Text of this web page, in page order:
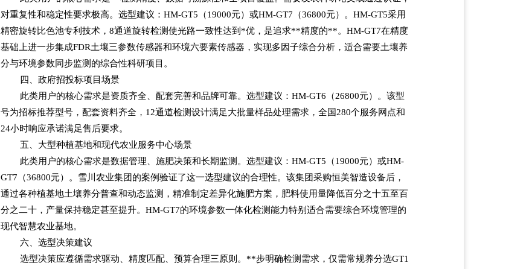
对重复性和稳定性要求极高。选型建议：HM-GT5（19000元）或HM-GT7（36800元）。HM-GT5采用
精密旋转比色池专利技术，8通道旋转检测使光路一致性达到*优，是追求**精度的**。HM-GT7在精度
基础上进一步集成FDR土壤三参数传感器和环境六要素传感器，实现多因子综合分析，适合需要土壤养
分与环境参数同步监测的综合性科研项目。
四、政府招投标项目场景
此类用户的核心需求是资质齐全、配套完善和品牌可靠。选型建议：HM-GT6（26800元）。该型
号为招标推荐型号，配套资料齐全，12通道检测设计满足大批量样品处理需求，全国280个服务网点和
24小时响应承诺满足售后要求。
五、大型种植基地和现代农业服务中心场景
此类用户的核心需求是数据管理、施肥决策和长期监测。选型建议：HM-GT5（19000元）或HM-
GT7（36800元）。雪川农业集团的案例验证了这一选型建议的合理性。该集团采购恒美智造设备后，
通过各种植基地土壤养分普查和动态监测，精准制定差异化施肥方案，肥料使用量降低百分之十五至百
分之二十，产量保持稳定甚至提升。HM-GT7的环境参数一体化检测能力特别适合需要综合环境管理的
现代智慧农业基地。
六、选型决策建议
选型决策应遵循需求驱动、精度匹配、预算合理三原则。**步明确检测需求，仅需常规养分选GT1